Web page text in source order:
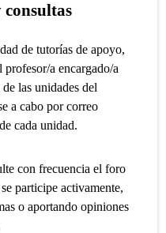
consultas
de tutorías de apoyo,
a encargado/a
las unidades del
a cabo por correo
cada unidad.
con frecuencia el foro
participe activamente,
o aportando opiniones